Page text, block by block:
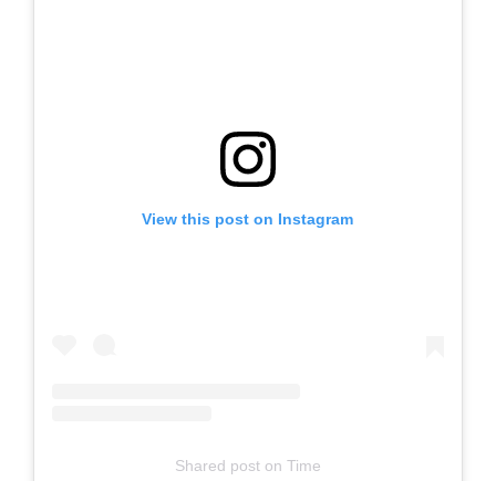
View this post on Instagram
Shared poston Time